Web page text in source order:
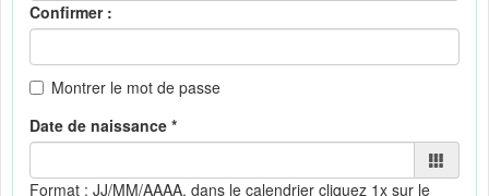
Confirmer :
Montrer le mot de passe
Date de naissance *
Format : JJ/MM/AAAA, dans le calendrier cliquez 1x sur le